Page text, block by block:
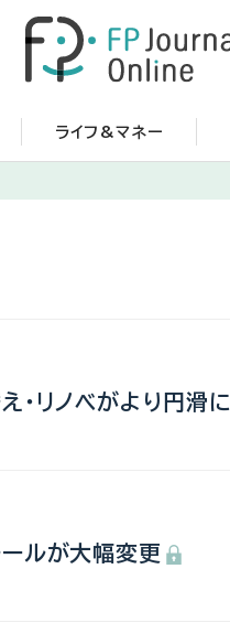
ライフ&マネー
・リノベがより円滑に
ルが大幅変更